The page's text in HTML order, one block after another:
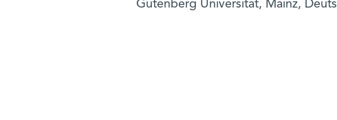
Gutenberg Universität, Mainz,